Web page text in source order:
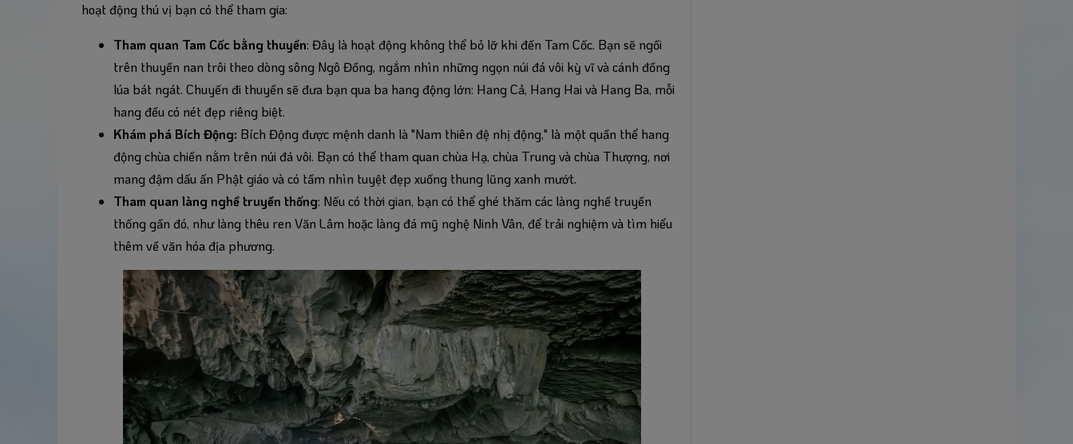
hoạt động thú vị bạn có thể tham gia:
Tham quan Tam Cốc bằng thuyền: Đây là hoạt động không thể bỏ lỡ khi đến Tam Cốc. Bạn sẽ ngồi
trên thuyền nan trôi theo dòng sông Ngô Đồng, ngắm nhìn những ngọn núi đá vôi kỳ vĩ và cánh đồng
lúa bát ngát. Chuyến đi thuyền sẽ đưa bạn qua ba hang động lớn: Hang Cả, Hang Hai và Hang Ba, mỗi
hang đều có nét đẹp riêng biệt.
Khám phá Bích Động: Bích Động được mệnh danh là "Nam thiên đệ nhị động," là một quần thể hang
động chùa chiền nằm trên núi đá vôi. Bạn có thể tham quan chùa Hạ, chùa Trung và chùa Thượng, nơi
mang đậm dấu ấn Phật giáo và có tầm nhìn tuyệt đẹp xuống thung lũng xanh mướt.
Tham quan làng nghề truyền thống: Nếu có thời gian, bạn có thể ghé thăm các làng nghề truyền
thống gần đó, như làng thêu ren Văn Lâm hoặc làng đá mỹ nghệ Ninh Vân, để trải nghiệm và tìm hiểu
thêm về văn hóa địa phương.